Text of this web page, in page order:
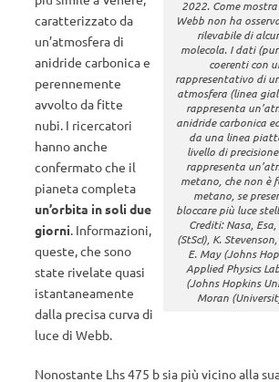
2022. Come
Webb non ha
rilevabile di
molecola. I dati
coerenti con
rappresentativo di
atmosfera (linea
rappresenta
anidride carbonica
da una linea
livello di
rappresenta
metano, che non è
metano, se
bloccare più luce
Crediti: Nasa,
(StScI), K.
E. May (Johns
Applied Physics
(Johns Hopkins
Moran
caratterizzato da
un’atmosfera di
anidride carbonica e
perennemente
avvolto da fitte
nubi. I ricercatori
hanno anche
confermato che il
pianeta completa
un’orbita in soli due
giorni. Informazioni,
queste, che sono
state rivelate quasi
istantaneamente
dalla precisa curva di
luce di Webb.
Nonostante Lhs 475 b sia più vicino alla